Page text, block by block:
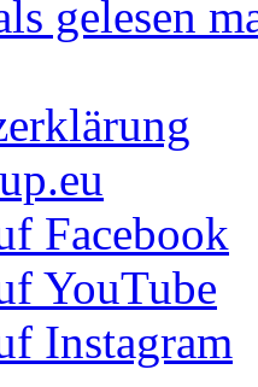
gelesen
Facebook
YouTube
Instagram